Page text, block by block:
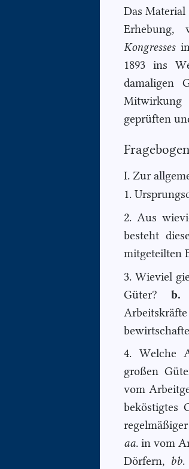
Das
Erhebung,
Kongresses
1893 ins
damaligen
Mitwirkung
geprüften
I. Zur
1.
2. Aus
besteht
mitgeteilten
3. Wieviel
Güter? b.
4. Welche
großen
vom
beköstigtes
aa. in vom
Dörfern, bb.